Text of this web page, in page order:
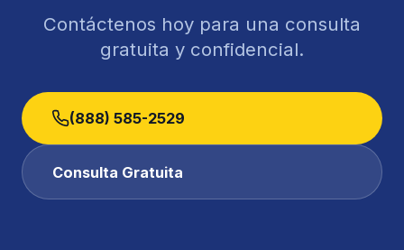
Contáctenos hoy para una consulta
gratuita y confidencial.
(888) 585-2529
Consulta Gratuita